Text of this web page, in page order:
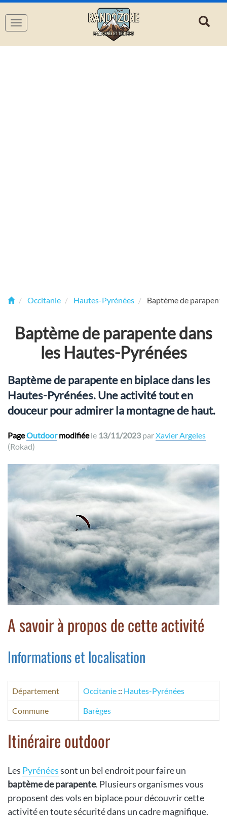
Navigation
Occitanie Hautes-Pyrénées Baptème de
Baptème de parapente dans
les Hautes-Pyrénées
Baptème de parapente en biplace dans les
Hautes-Pyrénées. Une activité tout en
douceur pour admirer la montagne de haut.
PageOutdoormodifiéele 13/11/2023 parXavier Argeles
(Rokad)
A savoir à propos de cette activité
Informations et localisation
Département Occitanie :: Hautes-Pyrénées
Commune Barèges
Itinéraire outdoor
Les Pyrénéessont un bel endroit pour faire un
baptème de parapente. Plusieurs organismes vous
proposent des vols en biplace pour découvrir cette
activité en toute sécurité dans un cadre magnifique.